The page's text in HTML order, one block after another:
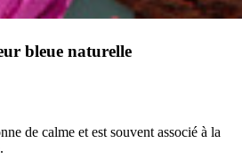
bleue naturelle
de calme et est souvent associé à la